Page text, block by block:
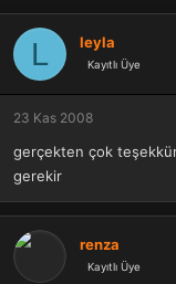
L leyla
Kayıtlı Üye
23 Kas 2008
gerçekten çok
gerekir
renza
Kayıtlı Üye